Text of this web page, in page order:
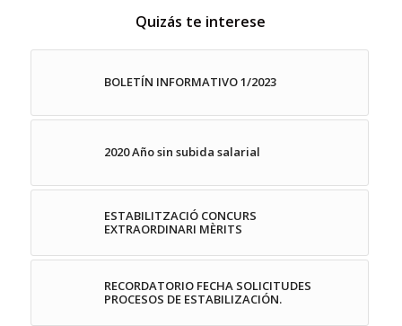
Quizás te interese
BOLETÍN INFORMATIVO 1/2023
2020 Año sin subida salarial
ESTABILITZACIÓ CONCURS
EXTRAORDINARI MÈRITS
RECORDATORIO FECHA SOLICITUDES
PROCESOS DE ESTABILIZACIÓN.